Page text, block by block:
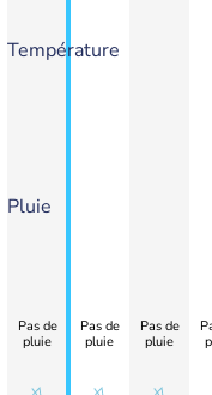
Température
Pluie
Pas de
pluie
Pas de
pluie
Pas de
pluie